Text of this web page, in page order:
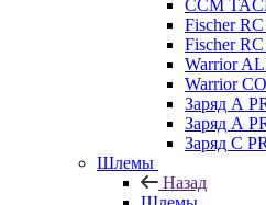
CCM
Fischer
Fischer
Warrior
Warrior
Заряд А
Заряд А
Заряд С
Шлемы
Назад